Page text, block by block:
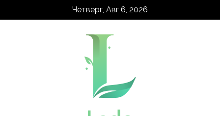
Четверг, Авг 6, 2026